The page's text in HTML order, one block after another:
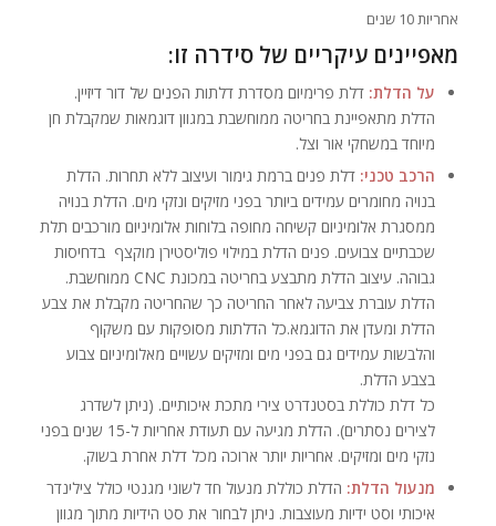
אחריות 10 שנים
מאפיינים עיקריים של סידרה זו:
על הדלת: דלת פרימיום מסדרת דלתות הפנים של דור דיזיין.
הדלת מתאפיינת בחריטה ממוחשבת במגוון דוגמאות שמקבלת חן
מיוחד במשחקי אור וצל.
הרכב טכני: דלת פנים ברמת גימור ועיצוב ללא תחרות. הדלת
בנויה מחומרים עמידים ביותר בפני מזיקים ונזקי מים. הדלת בנויה
ממסגרת אלומיניום קשיחה מחופה בלוחות אלומיניום מורכבים תלת
שכבתיים צבועים. פנים הדלת במילוי פוליסטירן מוקצף בדחיסות
גבוהה. עיצוב הדלת מתבצע בחריטה במכונת CNC ממוחשבת.
הדלת עוברת צביעה לאחר החריטה כך שהחריטה מקבלת את צבע
הדלת ומעדן את הדוגמא.כל הדלתות מסופקות עם משקוף
והלבשות עמידים גם בפני מים ומזיקים עשויים מאלומיניום צבוע
בצבע הדלת.
כל דלת כוללת בסטנדרט צירי מתכת איכותיים. (ניתן לשדרג
לצירים נסתרים). הדלת מגיעה עם תעודת אחריות ל-15 שנים בפני
נזקי מים ומזיקים. אחריות יותר ארוכה מכל דלת אחרת בשוק.
מנעול הדלת: הדלת כוללת מנעול חד לשוני מגנטי כולל צילינדר
איכותי וסט ידיות מעוצבות. ניתן לבחור את סט הידיות מתוך מגוון